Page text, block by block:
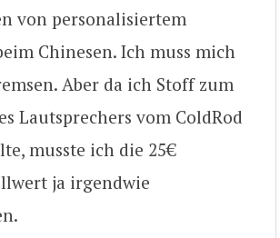
von personalisiertem
Chinesen. Ich muss mich
Aber da ich Stoff zum
Lautsprechers vom ColdRod
musste ich die 25€
ja irgendwie